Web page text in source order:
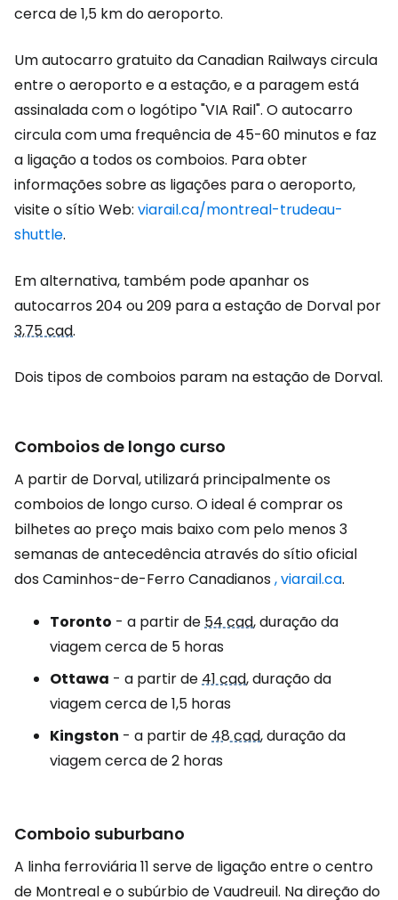
cerca de 1,5 km do aeroporto.
Um autocarro gratuito da Canadian Railways circula
entre o aeroporto e a estação, e a paragem está
assinalada com o logótipo "VIA Rail". O autocarro
circula com uma frequência de 45-60 minutos e faz
a ligação a todos os comboios. Para obter
informações sobre as ligações para o aeroporto,
visite o sítio Web: viarail.ca/montreal-trudeau-
shuttle.
Em alternativa, também pode apanhar os
autocarros 204 ou 209 para a estação de Dorval por
3,75 cad.
Dois tipos de comboios param na estação de Dorval.
Comboios de longo curso
A partir de Dorval, utilizará principalmente os
comboios de longo curso. O ideal é comprar os
bilhetes ao preço mais baixo com pelo menos 3
semanas de antecedência através do sítio oficial
dos Caminhos-de-Ferro Canadianos, viarail.ca.
Toronto - a partir de54 cad, duração da
viagem cerca de 5 horas
Ottawa - a partir de41 cad, duração da
viagem cerca de 1,5 horas
Kingston - a partir de48 cad, duração da
viagem cerca de 2 horas
Comboio suburbano
A linha ferroviária 11 serve de ligação entre o centro
de Montreal e o subúrbio de Vaudreuil. Na direção do